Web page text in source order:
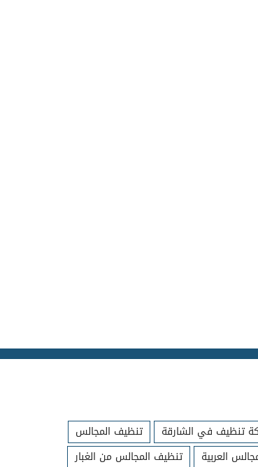
تنظيف في الشارقة
تنظيف المجالس
العربية
تنظيف المجالس من الغبار